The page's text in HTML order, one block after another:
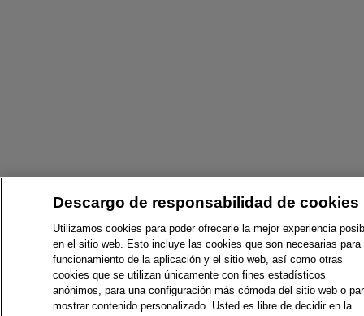
Descargo de responsabilidad de cookies
Utilizamos cookies para poder ofrecerle la mejor experiencia
en el sitio web. Esto incluye las cookies que son necesarias para
funcionamiento de la aplicación y el sitio web, así como otras
cookies que se utilizan únicamente con fines estadísticos
anónimos, para una configuración más cómoda del sitio web o
mostrar contenido personalizado. Usted es libre de decidir en la